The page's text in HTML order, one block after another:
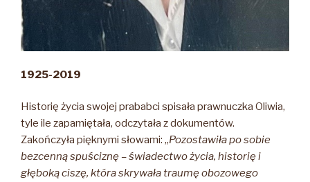
1925-2019
Historię życia swojej prababci spisała prawnuczka Oliwia,
tyle ile zapamiętała, odczytała z dokumentów.
Zakończyła pięknymi słowami: „Pozostawiła po sobie
bezcenną spuściznę – świadectwo życia, historię i
głęboką ciszę, która skrywała traumę obozowego